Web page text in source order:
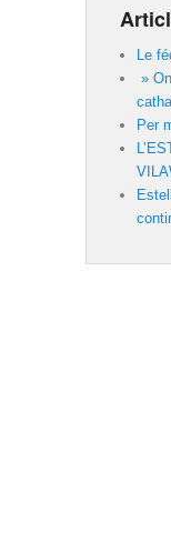
Le
»
Per